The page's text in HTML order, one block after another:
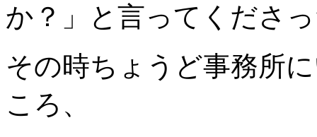
か？」と言ってくださ
その時ちょうど事務所
ころ、